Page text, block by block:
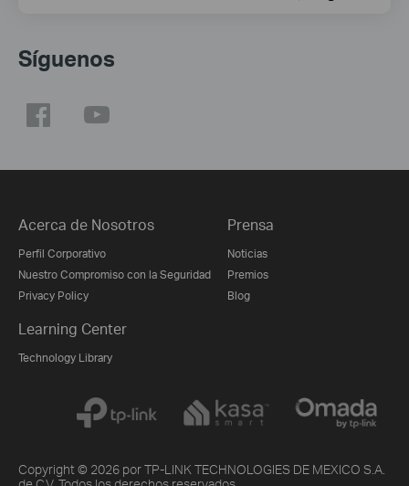
Síguenos
Acerca de Nosotros
Perfil Corporativo
Nuestro Compromiso con la Seguridad
Privacy Policy
Prensa
Noticias
Premios
Blog
Learning Center
Technology Library
Copyright © 2026 por TP-LINK TECHNOLOGIES DE MEXICO S.A.